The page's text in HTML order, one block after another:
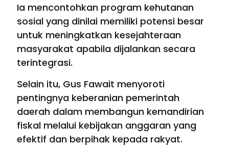
Ia mencontohkan program kehutanan
sosial yang dinilai memiliki potensi besar
untuk meningkatkan kesejahteraan
masyarakat apabila dijalankan secara
terintegrasi.
Selain itu, Gus Fawait menyoroti
pentingnya keberanian pemerintah
daerah dalam membangun kemandirian
fiskal melalui kebijakan anggaran yang
efektif dan berpihak kepada rakyat.